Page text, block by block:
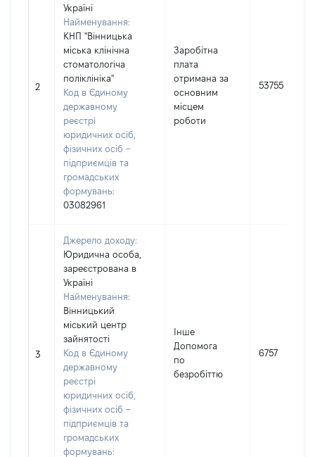
2
Україні
Найменування:
КНП "Вінницька
міська клінічна
стоматологіча
поліклініка"
Код в Єдиному
державному
реєстрі
юридичних осіб,
фізичних осіб –
підприємців та
громадських
формувань:
03082961
Заробітна
плата
отримана за
основним
місцем
роботи
53755
3
Джерело доходу:
Юридична особа,
зареєстрована в
Україні
Найменування:
Вінницький
міський центр
зайнятості
Код в Єдиному
державному
реєстрі
юридичних осіб,
фізичних осіб –
підприємців та
громадських
формувань:
Інше
Допомога
по
безробіттю
6757